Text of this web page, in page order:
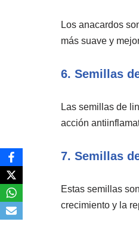
Los anacardos
más suave y
6. Semillas
Las semillas de
acción
7. Semillas
Estas semillas
crecimiento y la